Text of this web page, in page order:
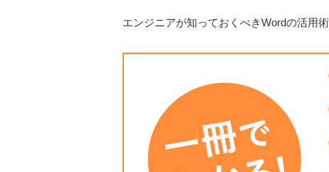
エンジニアが知っておくべきWordの活用